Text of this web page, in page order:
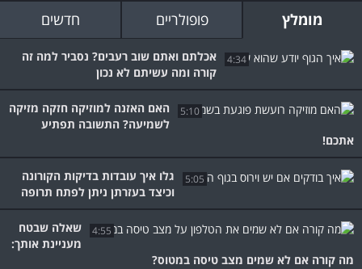
מומלץ פופולריים חדשים
4:34
אכלתם ואתם שוב רעבים? נסביר למה זה
קורה ומה עשיתם לא נכון
5:10
האם האזנה למוזיקה חזקה מזיקה
לשמיעה? התשובה תפתיע
אתכם!
5:05
גלו איך עובדות בדיקות הקורונה
וכיצד בעזרתן ניתן לפתח תרופה
4:55
שאלה שבטח
מעניינת אותך:
מה קורה אם לא שמים מצב טיסה במטוס?